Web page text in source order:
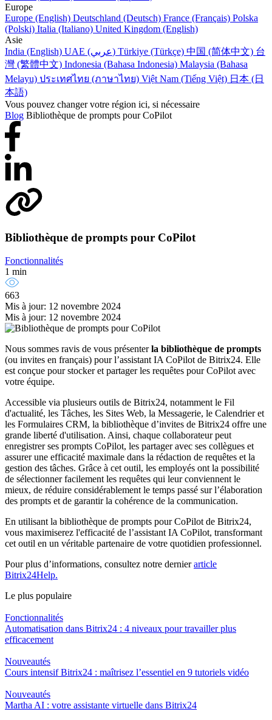
Europe
Europe (English) Deutschland (Deutsch) France (Français) Polska
(Polski) Italia (Italiano) United Kingdom (English)
Asie
India (English)
UAE (عربي) Türkiye (Türkçe) 中国 (简体中文) 台
灣 (繁體中文) Indonesia (Bahasa Indonesia) Malaysia (Bahasa
Melayu) ประเทศไทย (ภาษาไทย) Việt Nam (Tiếng Việt) 日本 (日
本語)
Vous pouvez changer votre région ici, si nécessaire
Blog Bibliothèque de prompts pour CoPilot
Bibliothèque de prompts pour CoPilot
Fonctionnalités
1 min
663
Mis à jour: 12 novembre 2024
Mis à jour: 12 novembre 2024
Nous sommes ravis de vous présenterla bibliothèque de prompts
(ou invites en français) pour l’assistant IA CoPilot de Bitrix24. Elle
est conçue pour stocker et partager les requêtes pour CoPilot avec
votre équipe.
Accessible via plusieurs outils de Bitrix24, notamment le Fil
d'actualité, les Tâches, les Sites Web, la Messagerie, le Calendrier et
les Formulaires CRM, la bibliothèque d’invites de Bitrix24 offre une
grande liberté d'utilisation. Ainsi, chaque collaborateur peut
enregistrer ses prompts CoPilot, les partager avec ses collègues et
assurer une efficacité maximale dans la rédaction de requêtes et la
gestion des tâches. Grâce à cet outil, les employés ont la possibilité
de sélectionner facilement les requêtes qui leur conviennent le
mieux, de réduire considérablement le temps passé sur l’élaboration
des prompts et de garantir la cohérence de la communication.
En utilisant la bibliothèque de prompts pour CoPilot de Bitrix24,
vous maximiserez l'efficacité de l’assistant IA CoPilot, transformant
cet outil en un véritable partenaire de votre quotidien professionnel.
Pour plus d’informations, consultez notre dernierarticle
Bitrix24Help.
Le plus populaire
Fonctionnalités
Automatisation dans Bitrix24 : 4 niveaux pour travailler plus
efficacement
Nouveautés
Cours intensif Bitrix24 : maîtrisez l’essentiel en 9 tutoriels vidéo
Nouveautés
Martha AI : votre assistante virtuelle dans Bitrix24